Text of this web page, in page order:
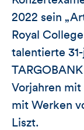
2022 sein
Royal
talentierte
Vorjahren mit
mit Werken
Liszt.